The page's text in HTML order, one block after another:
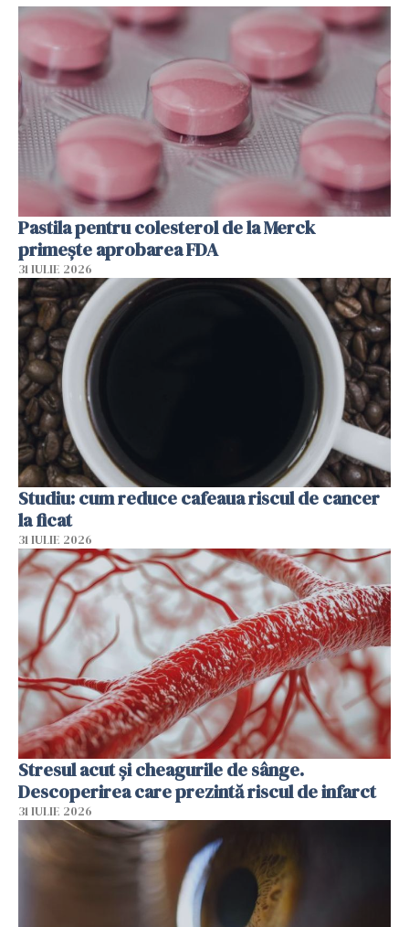
Pastila pentru colesterol de la Merck
primește aprobarea FDA
31 IULIE 2026
Studiu: cum reduce cafeaua riscul de cancer
la ficat
31 IULIE 2026
Stresul acut și cheagurile de sânge.
Descoperirea care prezintă riscul de infarct
31 IULIE 2026